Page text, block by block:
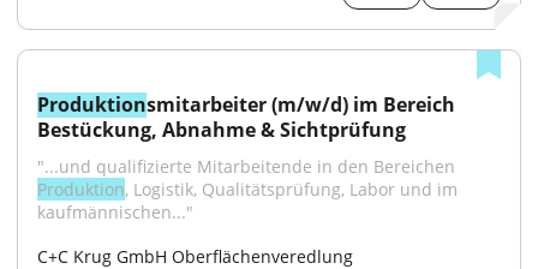
Produktionsmitarbeiter (m/w/d) im Bereich
Bestückung, Abnahme & Sichtprüfung
Produktion, Logistik, Qualitätsprüfung, Labor und im
kaufmännischen..."
C+C Krug GmbH Oberflächenveredlung